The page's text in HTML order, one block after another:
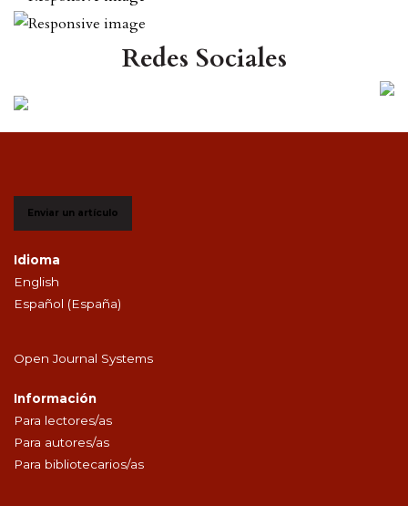
Redes Sociales
Enviar un artículo
Idioma
English
Español (España)
Open Journal Systems
Información
Para lectores/as
Para autores/as
Para bibliotecarios/as